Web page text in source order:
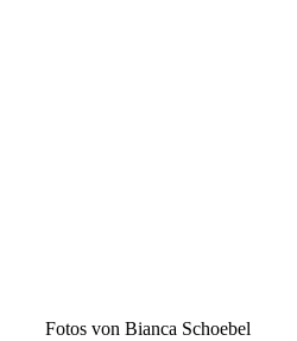
Fotos von Bianca Schoebel